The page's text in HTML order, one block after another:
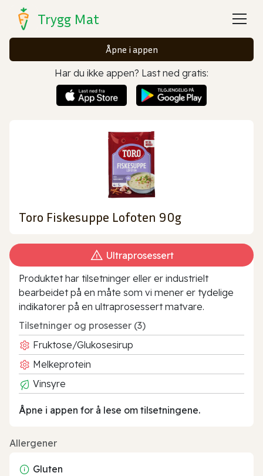
Trygg Mat
Åpne i appen
Har du ikke appen? Last ned gratis:
Toro Fiskesuppe Lofoten 90g
Ultraprosessert
Produktet har tilsetninger eller er industrielt
bearbeidet på en måte som vi mener er tydelige
indikatorer på en ultraprosessert matvare.
Tilsetninger og prosesser (3)
Fruktose/Glukosesirup
Melkeprotein
Vinsyre
Åpne i appen for å lese om tilsetningene.
Allergener
Gluten